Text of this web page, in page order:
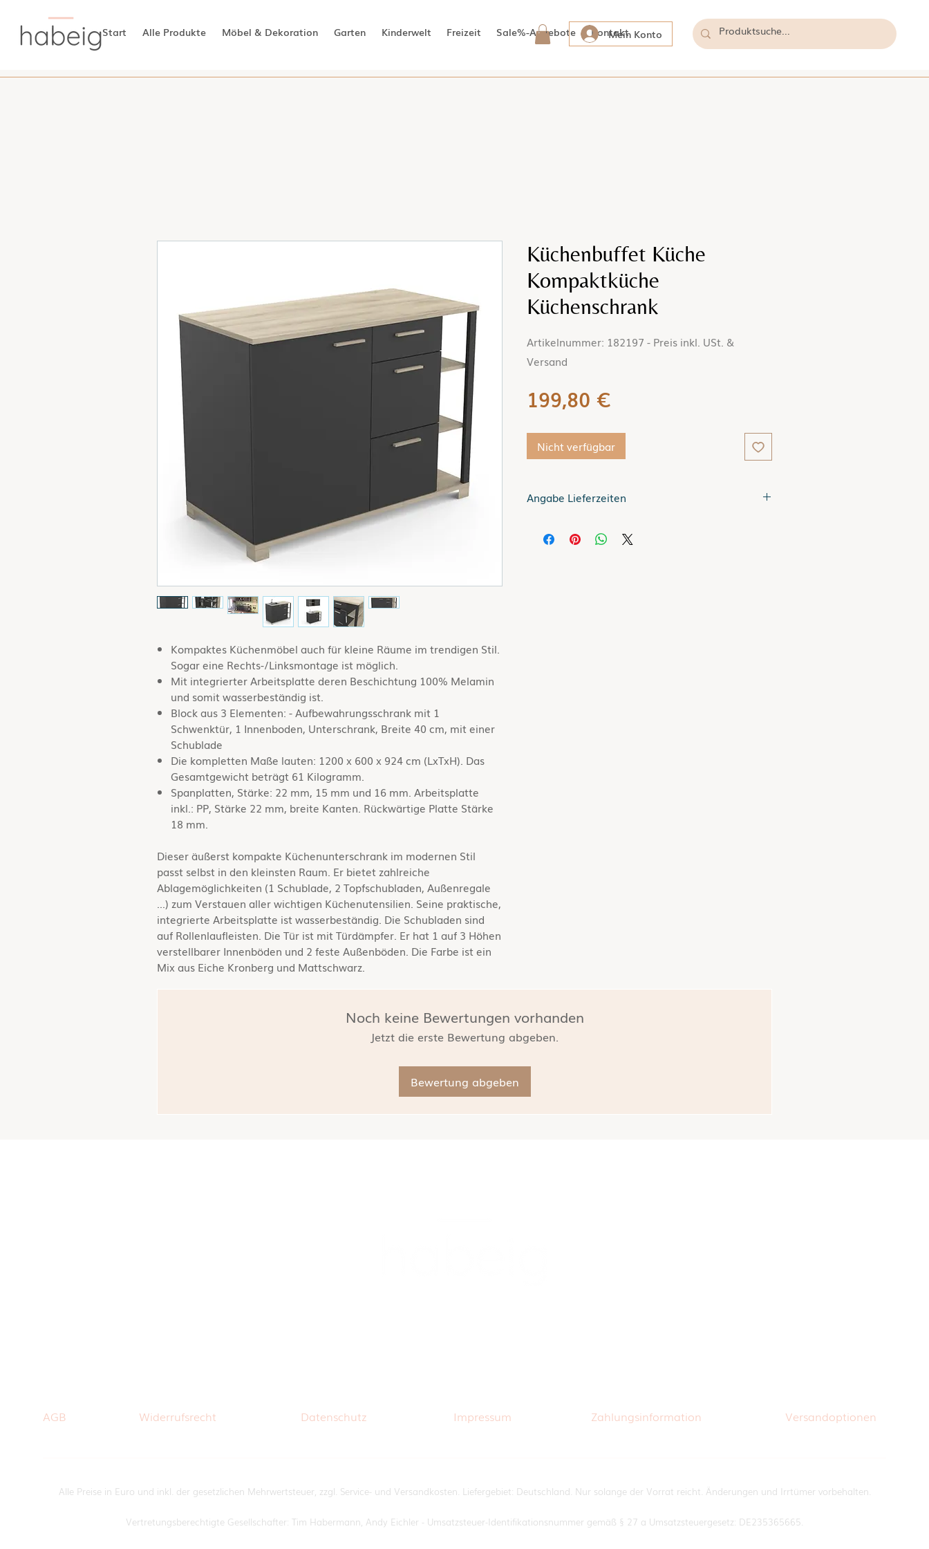
Start Alle Produkte Möbel & Dekoration Garten Kinderwelt Freizeit Sale%-Angebote Kontakt
Mein Konto
Kompaktes Küchenmöbel auch für kleine Räume im trendigen Stil.
Sogar eine Rechts-/Linksmontage ist möglich.
Mit integrierter Arbeitsplatte deren Beschichtung 100% Melamin
und somit wasserbeständig ist.
Block aus 3 Elementen: - Aufbewahrungsschrank mit 1
Schwenktür, 1 Innenboden, Unterschrank, Breite 40 cm, mit einer
Schublade
Die kompletten Maße lauten: 1200 x 600 x 924 cm (LxTxH). Das
Gesamtgewicht beträgt 61 Kilogramm.
Spanplatten, Stärke: 22 mm, 15 mm und 16 mm. Arbeitsplatte
inkl.: PP, Stärke 22 mm, breite Kanten. Rückwärtige Platte Stärke
18 mm.
Dieser äußerst kompakte Küchenunterschrank im modernen Stil
passt selbst in den kleinsten Raum. Er bietet zahlreiche
Ablagemöglichkeiten (1 Schublade, 2 Topfschubladen, Außenregale
...) zum Verstauen aller wichtigen Küchenutensilien. Seine praktische,
integrierte Arbeitsplatte ist wasserbeständig. Die Schubladen sind
auf Rollenlaufleisten. Die Tür ist mit Türdämpfer. Er hat 1 auf 3 Höhen
verstellbarer Innenböden und 2 feste Außenböden. Die Farbe ist ein
Mix aus Eiche Kronberg und Mattschwarz.
Küchenbuffet Küche
Kompaktküche
Küchenschrank
Artikelnummer: 182197 - Preis inkl. USt. &
Versand
199,80 €Preis
Nicht verfügbar
Angabe Lieferzeiten
Noch keine Bewertungen vorhanden
Jetzt die erste Bewertung abgeben.
Bewertung abgeben
AGB Widerrufsrecht Datenschutz Impressum Zahlungsinformation Versandoptionen
Alle Preise in Euro und inkl. der gesetzlichen Mehrwertsteuer, zzgl. Service- und Versandkosten. Liefergebiet: Deutschland. Nur solange der Vorrat reicht. Änderungen und Irrtümer vorbehalten.
Vertretungsberechtigte Gesellschafter: Tim Habermann, Andy Eichler - Umsatzsteuer-Identifikationsnummer gemäß § 27 a Umsatzsteuergesetz: DE235365665.